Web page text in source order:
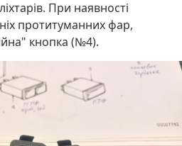
При наявності
протитуманних фар,
кнопка (№4).